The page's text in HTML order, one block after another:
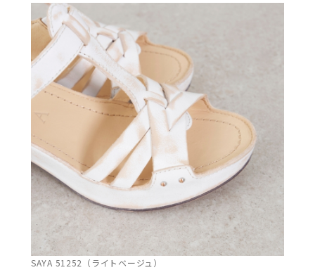
SAYA 51252（ライトベージュ）